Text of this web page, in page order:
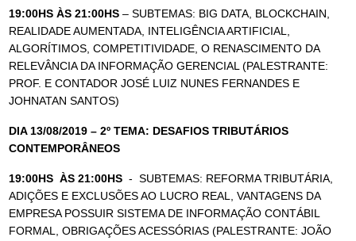
19:00HS ÀS 21:00HS – SUBTEMAS: BIG DATA, BLOCKCHAIN,
REALIDADE AUMENTADA, INTELIGÊNCIA ARTIFICIAL,
ALGORÍTIMOS, COMPETITIVIDADE, O RENASCIMENTO DA
RELEVÂNCIA DA INFORMAÇÃO GERENCIAL (PALESTRANTE:
PROF. E CONTADOR JOSÉ LUIZ NUNES FERNANDES E
JOHNATAN SANTOS)
DIA 13/08/2019 – 2º TEMA: DESAFIOS TRIBUTÁRIOS
CONTEMPORÂNEOS
19:00HS ÀS 21:00HS - SUBTEMAS: REFORMA TRIBUTÁRIA,
ADIÇÕES E EXCLUSÕES AO LUCRO REAL, VANTAGENS DA
EMPRESA POSSUIR SISTEMA DE INFORMAÇÃO CONTÁBIL
FORMAL, OBRIGAÇÕES ACESSÓRIAS (PALESTRANTE: JOÃO